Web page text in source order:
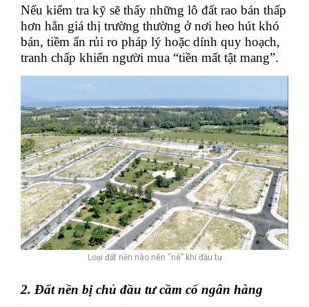
Nếu kiểm tra kỹ sẽ thấy những lô đất rao bán thấp
hơn hẳn giá thị trường thường ở nơi heo hút khó
bán, tiềm ẩn rủi ro pháp lý hoặc dính quy hoạch,
tranh chấp khiến người mua “tiền mất tật mang”.
Loại đất nền nào nên “né” khi đầu tư
2. Đất nền bị chủ đầu tư cầm cố ngân hàng